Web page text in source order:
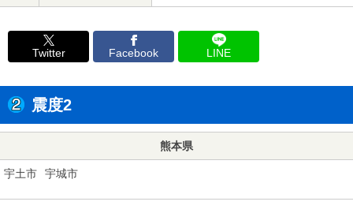
Twitter Facebook LINE
震度2
熊本県
宇土市 宇城市